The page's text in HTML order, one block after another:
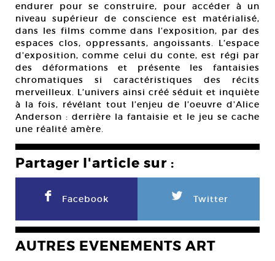
endurer pour se construire, pour accéder à un
niveau supérieur de conscience est matérialisé,
dans les films comme dans l’exposition, par des
espaces clos, oppressants, angoissants. L’espace
d’exposition, comme celui du conte, est régi par
des déformations et présente les fantaisies
chromatiques si caractéristiques des récits
merveilleux. L’univers ainsi créé séduit et inquiète
à la fois, révélant tout l’enjeu de l’oeuvre d’Alice
Anderson : derrière la fantaisie et le jeu se cache
une réalité amère.
Partager l'article sur :
F Facebook L Twitter
AUTRES EVENEMENTS ART